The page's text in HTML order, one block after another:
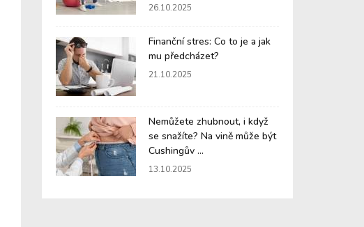
26.10.2025
Finanční stres: Co to je a jak
mu předcházet?
21.10.2025
Nemůžete zhubnout, i když
se snažíte? Na vině může být
Cushingův ...
13.10.2025